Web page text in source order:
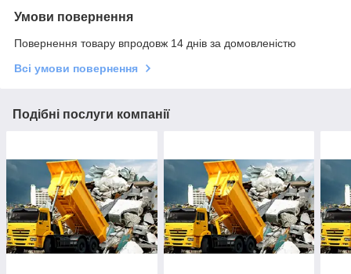
Умови повернення
Повернення товару впродовж 14 днів за домовленістю
Всі умови повернення
Подібні послуги компанії